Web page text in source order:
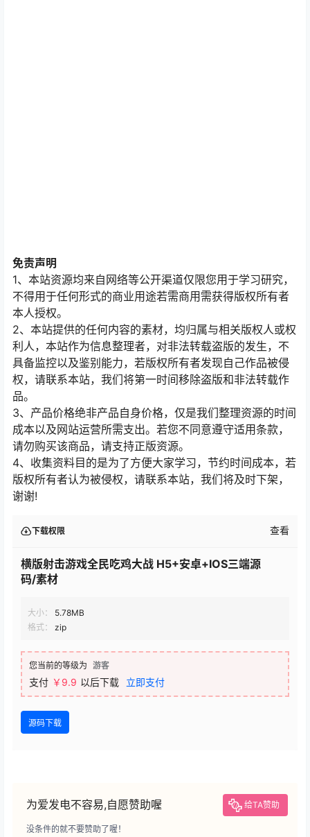
免责声明
1、本站资源均来自网络等公开渠道仅限您用于学习研究，
不得用于任何形式的商业用途若需商用需获得版权所有者
本人授权。
2、本站提供的任何内容的素材，均归属与相关版权人或权
利人，本站作为信息整理者，对非法转载盗版的发生，不
具备监控以及鉴别能力，若版权所有者发现自己作品被侵
权，请联系本站，我们将第一时间移除盗版和非法转载作
品。
3、产品价格绝非产品自身价格，仅是我们整理资源的时间
成本以及网站运营所需支出。若您不同意遵守适用条款，
请勿购买该商品，请支持正版资源。
4、收集资料目的是为了方便大家学习，节约时间成本，若
版权所有者认为被侵权，请联系本站，我们将及时下架，
谢谢!
下载权限 查看
横版射击游戏全民吃鸡大战 H5+安卓+IOS三端源
码/素材
大小：
5.78MB
格式：
zip
您当前的等级为 游客
支付 ￥9.9 以后下载 立即支付
源码下载
为爱发电不容易,自愿赞助喔 给TA赞助
没条件的就不要赞助了喔！